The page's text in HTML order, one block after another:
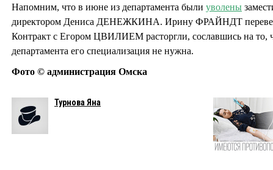
Напомним, что в июне из департамента были уволены
директором Дениса ДЕНЕЖКИНА. Ирину ФРАЙНДТ
Контракт с Егором ЦВИЛИЕМ расторгли, сославшись на то,
департамента его специализация не нужна.
Фото © администрация Омска
Турнова Яна